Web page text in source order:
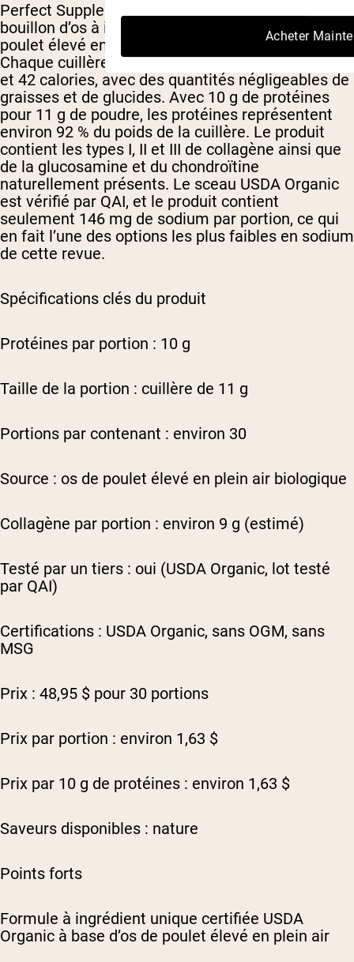
Perfect Supplements produit une poudre de
bouillon d’os à ingrédient unique à base d’os de
poulet élevé en plein air certifiés USDA Organic.
Chaque cuillère de 11 g fournit 10 g de protéines
et 42 calories, avec des quantités négligeables de
graisses et de glucides. Avec 10 g de protéines
pour 11 g de poudre, les protéines représentent
environ 92 % du poids de la cuillère. Le produit
contient les types I, II et III de collagène ainsi que
de la glucosamine et du chondroïtine
naturellement présents. Le sceau USDA Organic
est vérifié par QAI, et le produit contient
seulement 146 mg de sodium par portion, ce qui
en fait l’une des options les plus faibles en sodium
de cette revue.
Spécifications clés du produit
Protéines par portion : 10 g
Taille de la portion : cuillère de 11 g
Portions par contenant : environ 30
Source : os de poulet élevé en plein air biologique
Collagène par portion : environ 9 g (estimé)
Testé par un tiers : oui (USDA Organic, lot testé
par QAI)
Certifications : USDA Organic, sans OGM, sans
MSG
Prix : 48,95 $ pour 30 portions
Prix par portion : environ 1,63 $
Prix par 10 g de protéines : environ 1,63 $
Saveurs disponibles : nature
Points forts
Formule à ingrédient unique certifiée USDA
Organic à base d’os de poulet élevé en plein air
Acheter